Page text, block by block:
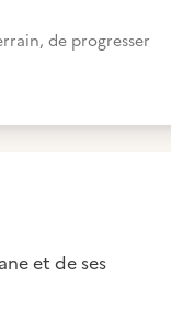
de progresser
et de ses